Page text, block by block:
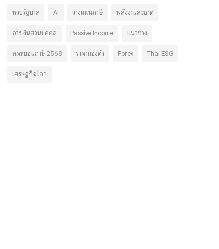
หวยรัฐบาล AI วางแผนภาษี พลังงานสะอาด
การเงินส่วนบุคคล Passive Income แนวทาง
ลดหย่อนภาษี 2568 ราคาทองคำ Forex Thai ESG
เศรษฐกิจโลก